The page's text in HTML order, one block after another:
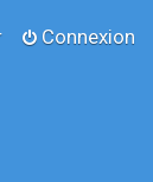
Connexion